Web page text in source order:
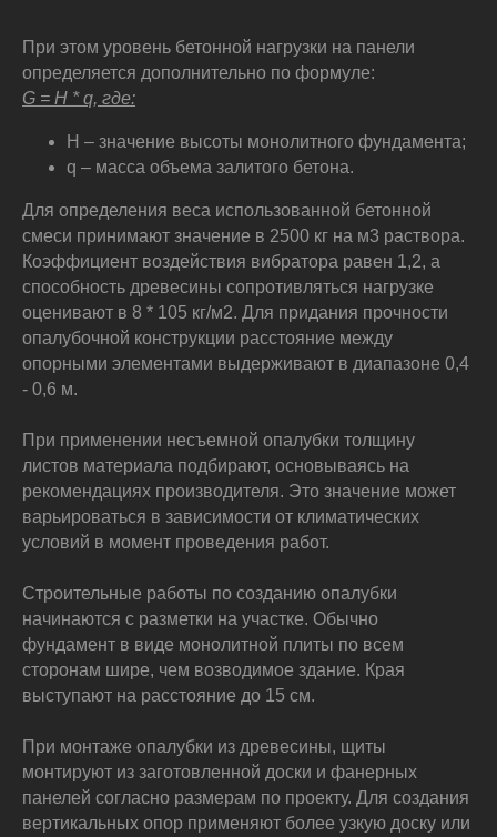
При этом уровень бетонной нагрузки на панели
определяется дополнительно по формуле:
G = H * q, где:
H – значение высоты монолитного фундамента;
q – масса объема залитого бетона.
Для определения веса использованной бетонной
смеси принимают значение в 2500 кг на м3 раствора.
Коэффициент воздействия вибратора равен 1,2, а
способность древесины сопротивляться нагрузке
оценивают в 8 * 105 кг/м2. Для придания прочности
опалубочной конструкции расстояние между
опорными элементами выдерживают в диапазоне 0,4
- 0,6 м.
При применении несъемной опалубки толщину
листов материала подбирают, основываясь на
рекомендациях производителя. Это значение может
варьироваться в зависимости от климатических
условий в момент проведения работ.
Строительные работы по созданию опалубки
начинаются с разметки на участке. Обычно
фундамент в виде монолитной плиты по всем
сторонам шире, чем возводимое здание. Края
выступают на расстояние до 15 см.
При монтаже опалубки из древесины, щиты
монтируют из заготовленной доски и фанерных
панелей согласно размерам по проекту. Для создания
вертикальных опор применяют более узкую доску или